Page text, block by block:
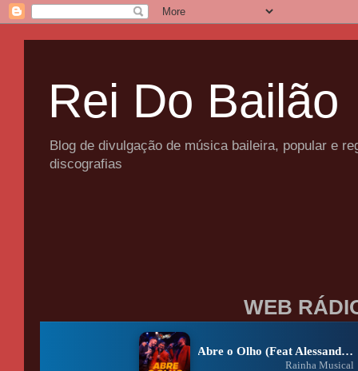
Rei Do Bailão
Blog de divulgação de música baileira, popular e
discografias
WEB